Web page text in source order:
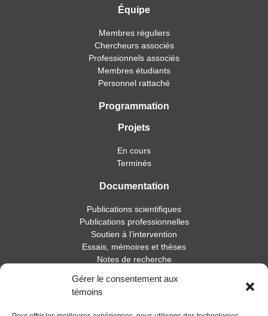
Gérer le consentement aux
témoins
Équipe
Membres réguliers
Chercheurs associés
Professionnels associés
Membres étudiants
Personnel rattaché
Programmation
Projets
En cours
Terminés
Documentation
Publications scientifiques
Publications professionnelles
Soutien à l’intervention
Essais, mémoires et thèses
Notes de recherche
Activités